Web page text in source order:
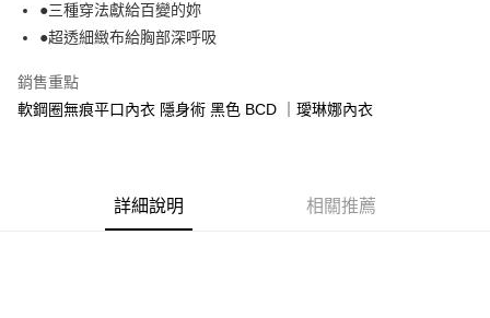
付款後全家取貨
7-11取貨付款
每筆NT$90，滿NT$1,300(含以上)免運費
●三種穿法獻給百變的妳
●超透細緻布給胸部深呼吸
銷售重點
軟鋼圈無痕平口內衣 隱身術 黑色 BCD ｜璦琳娜內衣
詳細說明 相關推薦